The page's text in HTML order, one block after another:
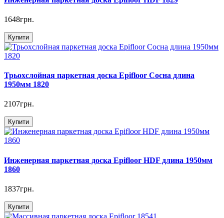
1648грн.
Купити
Трьохслойная паркетная доска Еpifloor Сосна длина
1950мм 1820
2107грн.
Купити
Инженерная паркетная доска Еpifloor HDF длина 1950мм
1860
1837грн.
Купити